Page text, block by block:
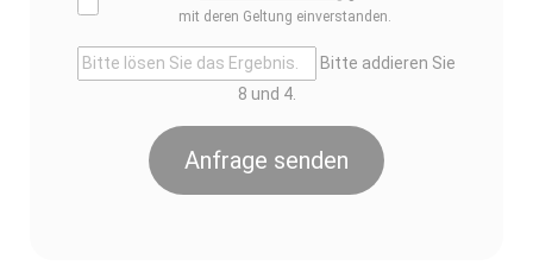
mit deren Geltung einverstanden.
Bitte addieren Sie
8 und 4.
Anfrage senden